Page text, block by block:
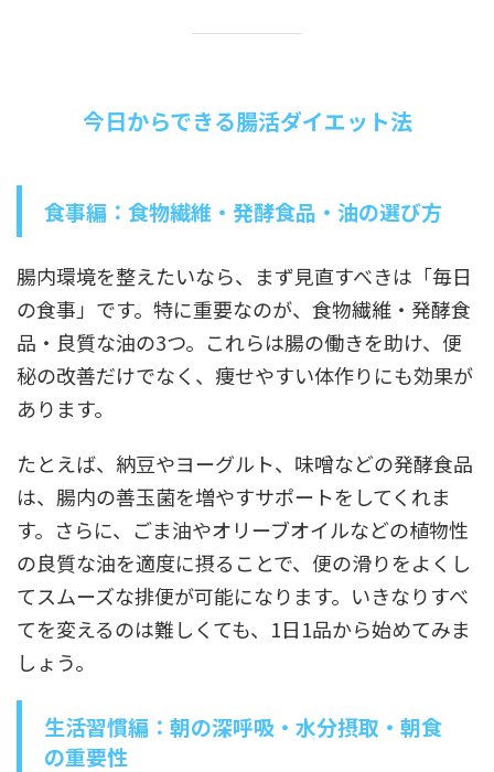
今日からできる腸活ダイエット法
食事編：食物繊維・発酵食品・油の選び方
腸内環境を整えたいなら、まず見直すべきは「毎日
の食事」です。特に重要なのが、食物繊維・発酵食
品・良質な油の3つ。これらは腸の働きを助け、便
秘の改善だけでなく、痩せやすい体作りにも効果が
あります。
たとえば、納豆やヨーグルト、味噌などの発酵食品
は、腸内の善玉菌を増やすサポートをしてくれま
す。さらに、ごま油やオリーブオイルなどの植物性
の良質な油を適度に摂ることで、便の滑りをよくし
てスムーズな排便が可能になります。いきなりすべ
てを変えるのは難しくても、1日1品から始めてみま
しょう。
生活習慣編：朝の深呼吸・水分摂取・朝食
の重要性